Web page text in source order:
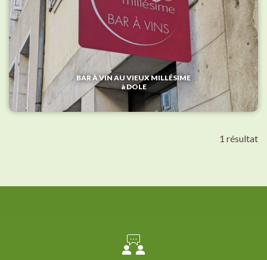
BAR À VIN AU VIEUX MILLÉSIME
à DOLE
1 résultat